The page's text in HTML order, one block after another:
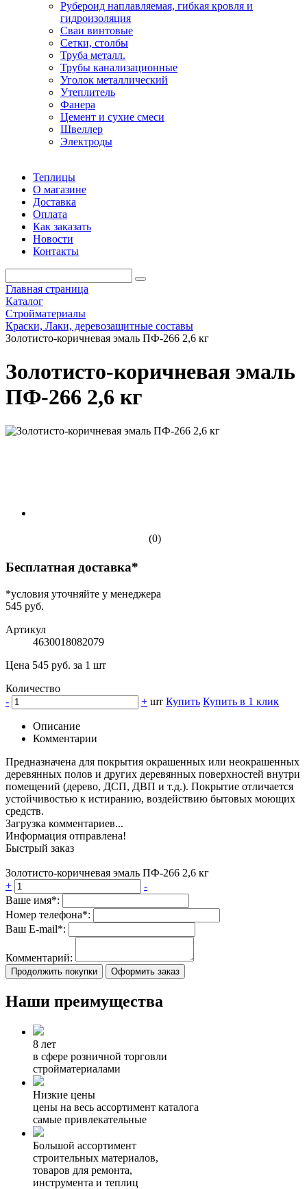
Рубероид наплавляемая, гибкая кровля и
гидроизоляция
Сваи винтовые
Сетки, столбы
Труба металл.
Трубы канализационные
Уголок металлический
Утеплитель
Фанера
Цемент и сухие смеси
Швеллер
Электроды
Теплицы
О магазине
Доставка
Оплата
Как заказать
Новости
Контакты
Главная страница
Каталог
Стройматериалы
Краски, Лаки, деревозащитные составы
Золотисто-коричневая эмаль ПФ-266 2,6 кг
Золотисто-коричневая эмаль
ПФ-266 2,6 кг
(0)
Бесплатная доставка*
*условия уточняйте у менеджера
545 руб.
Артикул
4630018082079
Цена 545 руб. за 1 шт
Количество
-
+ шт Купить Купить в 1 клик
Описание
Комментарии
Предназначена для покрытия окрашенных или неокрашенных
деревянных полов и других деревянных поверхностей внутри
помещений (дерево, ДСП, ДВП и т.д.). Покрытие отличается
устойчивостью к истиранию, воздействию бытовых моющих
средств.
Загрузка комментариев...
Информация отправлена!
Быстрый заказ
Золотисто-коричневая эмаль ПФ-266 2,6 кг
+
-
Ваше имя*:
Номер телефона*:
Ваш E-mail*:
Комментарий:
Продолжить покупки Оформить заказ
Наши преимущества
8 лет
в сфере розничной торговли
стройматериалами
Низкие цены
цены на весь ассортимент каталога
самые привлекательные
Большой ассортимент
строительных материалов,
товаров для ремонта,
инструмента и теплиц